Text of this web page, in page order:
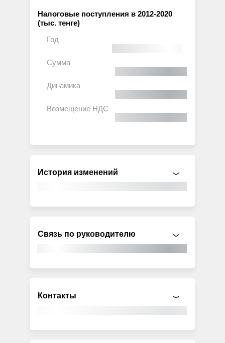
Налоговые поступления в 2012-2020
(тыс. тенге)
История изменений
Связь по руководителю
Контакты